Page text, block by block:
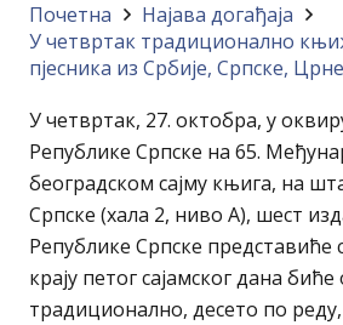
Почетна
Најава догађајa
У четвртак традиционално
пјесника из Србије, Српске,
У четвртак, 27. октобра, у
Републике Српске на 65.
београдском сајму књига, на
Српске (хала 2, ниво А), шест
Републике Српске представиће
крају петог сајамског дана
традиционално, десето по